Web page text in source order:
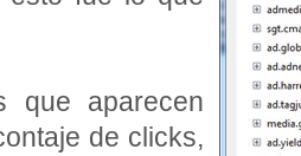
que aparecen
de clicks,